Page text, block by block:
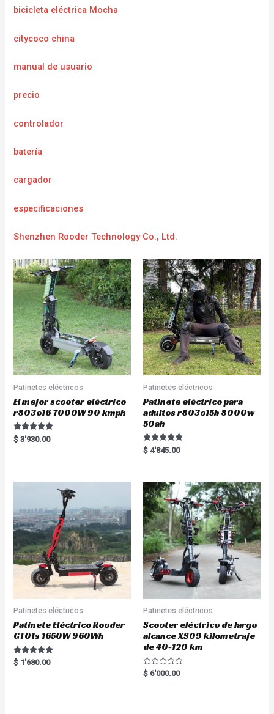
bicicleta eléctrica Mocha
citycoco china
manual de usuario
precio
controlador
batería
cargador
especificaciones
Shenzhen Rooder Technology Co., Ltd.
Patinetes eléctricos
El mejor scooter eléctrico
r803o16 7000W 90 kmph
Rated
5.00
$ 3'930.00
Patinetes eléctricos
Patinete eléctrico para
adultos r803o15b 8000w
50ah
Rated
5.00
$ 4'845.00
Patinetes eléctricos
Patinete Eléctrico Rooder
GT01s 1650W 960Wh
Rated
5.00
$ 1'680.00
Patinetes eléctricos
Scooter eléctrico de largo
alcance XS09 kilometraje
de 40-120 km
R
a
$ 6'000.00